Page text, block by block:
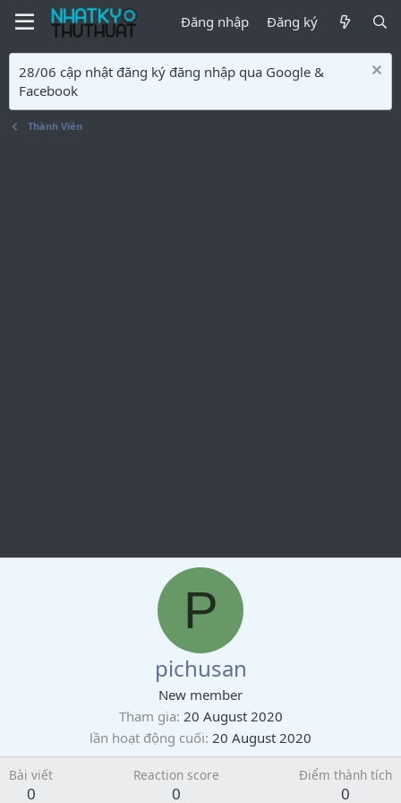
Đăng nhập Đăng ký
28/06 cập nhật đăng ký đăng nhập qua Google &
Facebook
Thành Viên
P
pichusan
New member
Tham gia 20 August 2020
lần hoạt động cuối 20 August 2020
Bài viết
0
Reaction score
0
Điểm thành tích
0